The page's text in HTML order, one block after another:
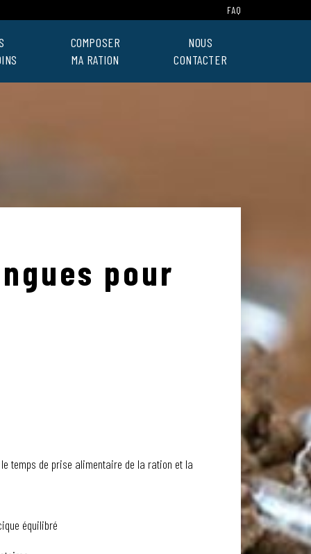
FAQ
COMPOSER
MA RATION
NOUS
CONTACTER
pour
temps de prise alimentaire de la ration et la
équilibré